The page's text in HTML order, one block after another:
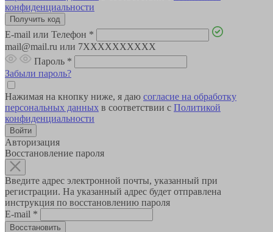
конфиденциальности
E-mail или Телефон *
mail@mail.ru или 7XXXXXXXXXX
Пароль *
Забыли пароль?
Нажимая на кнопку ниже, я даю согласие на обработку
персональных данных в соответствии с Политикой
конфиденциальности
Авторизация
Восстановление пароля
Введите адрес электронной почты, указанный при
регистрации. На указанный адрес будет отправлена
инструкция по восстановлению пароля
E-mail *